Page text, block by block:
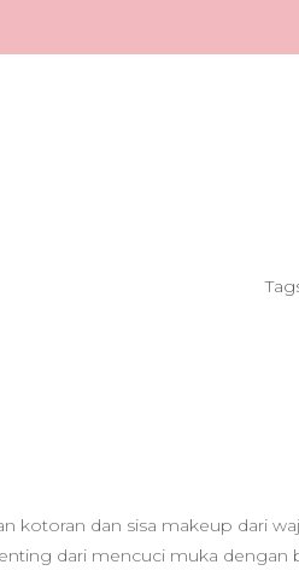
kotoran dan sisa makeup dari
dari mencuci muka dengan